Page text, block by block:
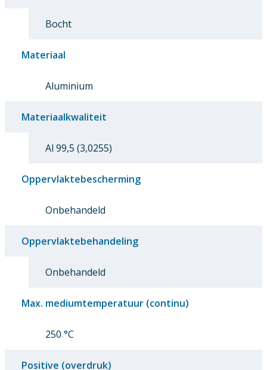
Bocht
Materiaal
Aluminium
Materiaalkwaliteit
Al 99,5 (3,0255)
Oppervlaktebescherming
Onbehandeld
Oppervlaktebehandeling
Onbehandeld
Max. mediumtemperatuur (continu)
250 °C
Positive (overdruk)